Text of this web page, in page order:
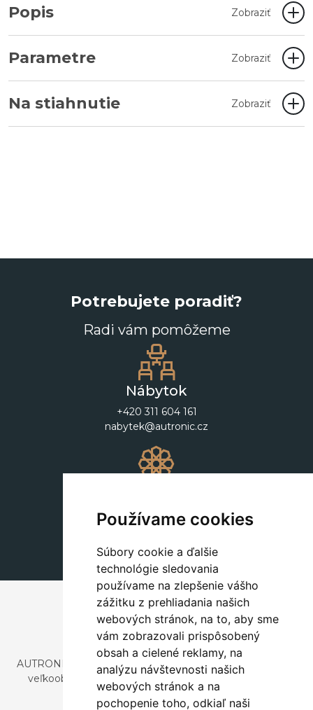
Používame cookies
Súbory cookie a ďalšie
technológie sledovania
používame na zlepšenie vášho
zážitku z prehliadania našich
webových stránok, na to, aby sme
vám zobrazovali prispôsobený
obsah a cielené reklamy, na
analýzu návštevnosti našich
webových stránok a na
pochopenie toho, odkiaľ naši
Popis Zobraziť
Parametre Zobraziť
Na stiahnutie Zobraziť
Potrebujete poradiť?
Radi vám pomôžeme
Nábytok
+420 311 604 161
nabytek@autronic.cz
+420 311 604 182
dekorace@autronic.cz
AUTRONIC, s.r.o. je spoločnosť zaoberajúca sa dovozom a
veľkoobchodným predajom dizajnového aj štýlového
nábytku a dekorácií.